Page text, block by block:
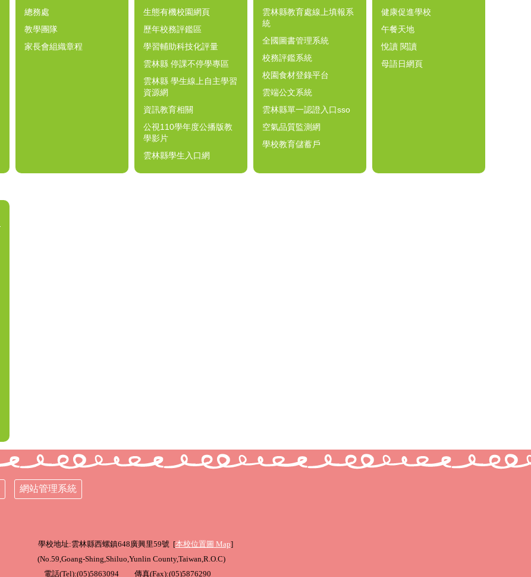
總務處
教學團隊
家長會組織章程
生態有機校園網頁
歷年校務評鑑區
學習輔助科技化評量
雲林縣 停課不停學專區
雲林縣 學生線上自主學習
資源網
資訊教育相關
公視110學年度公播版教
學影片
雲林縣學生入口網
雲林縣教育處線上填報系
統
全國圖書管理系統
校務評鑑系統
校園食材登錄平台
雲端公文系統
雲林縣單一認證入口sso
空氣品質監測網
學校教育儲蓄戶
健康促進學校
午餐天地
悅讀 閱讀
母語日網頁
網站管理系統
學校地址:雲林縣西螺鎮648廣興里59號 [本校位置圖 Map]
(No.59,Goang-Shing,Shiluo,Yunlin County,Taiwan,R.O.C)
電話(Tel):(05)5863094 傳真(Fax):(05)5876290